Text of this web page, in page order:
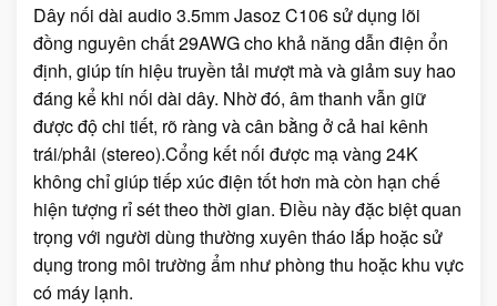
Dây nối dài audio 3.5mm Jasoz C106 sử dụng lõi
đồng nguyên chất 29AWG cho khả năng dẫn điện ổn
định, giúp tín hiệu truyền tải mượt mà và giảm suy hao
đáng kể khi nối dài dây. Nhờ đó, âm thanh vẫn giữ
được độ chi tiết, rõ ràng và cân bằng ở cả hai kênh
trái/phải (stereo).Cổng kết nối được mạ vàng 24K
không chỉ giúp tiếp xúc điện tốt hơn mà còn hạn chế
hiện tượng rỉ sét theo thời gian. Điều này đặc biệt quan
trọng với người dùng thường xuyên tháo lắp hoặc sử
dụng trong môi trường ẩm như phòng thu hoặc khu vực
có máy lạnh.